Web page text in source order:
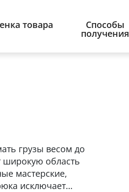
товара Способы
получения
грузы весом до
широкую область
мастерские,
исключает